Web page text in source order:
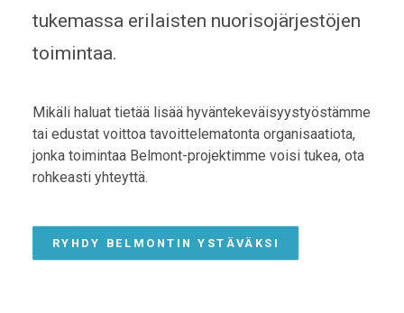
tukemassa erilaisten nuorisojärjestöjen
toimintaa.
Mikäli haluat tietää lisää hyväntekeväisyystyöstämme
tai edustat voittoa tavoittelematonta organisaatiota,
jonka toimintaa Belmont-projektimme voisi tukea, ota
rohkeasti yhteyttä.
RYHDY BELMONTIN YSTÄVÄKSI